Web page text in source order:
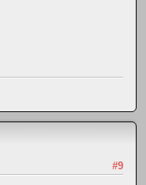
#9